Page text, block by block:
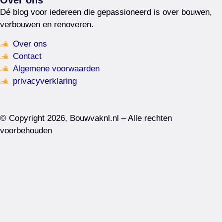
Dé blog voor iedereen die gepassioneerd is over bouwen,
verbouwen en renoveren.
Over ons
Contact
Algemene voorwaarden
privacyverklaring
© Copyright 2026, Bouwvaknl.nl – Alle rechten
voorbehouden